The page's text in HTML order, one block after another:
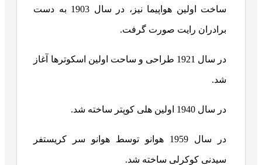
ساخت اولین هواپیما نیز، در سال 1903 به دست
برادران رایت صورت گرفت.
در سال 1921 طراحی و ساحت اولین اسکوترها آغاز
شد.
در سال 1940 اولین هلی کوپتر ساخته شد.
در سال 1959 هوانو توسط هوانو سر کریستفر
سیدنی کوکرلی ساخته شد.